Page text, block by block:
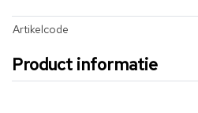
Artikelcode
Product informatie